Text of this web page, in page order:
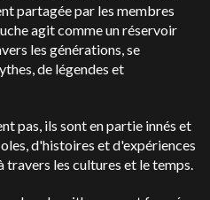
partagée par les membres
agit comme un réservoir
les générations, se
de légendes et
pas, ils sont en partie innés et
d'histoires et d'expériences
les cultures et le temps.